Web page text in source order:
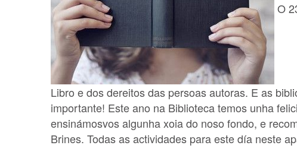
O
Libro e dos dereitos das persoas autoras. E as
importante! Este ano na Biblioteca temos unha
ensinámosvos algunha xoia do noso fondo, e
Brines. Todas as actividades para este día neste